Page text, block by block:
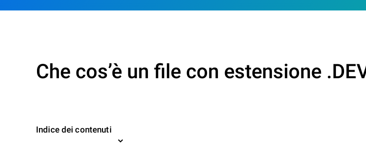
Che cos’è un file con estensione
Indice dei contenuti